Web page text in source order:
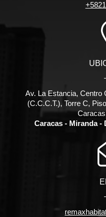
Av. La Estancia, Centro
(C.C.C.T.), Torre C,
Caracas - Miranda -